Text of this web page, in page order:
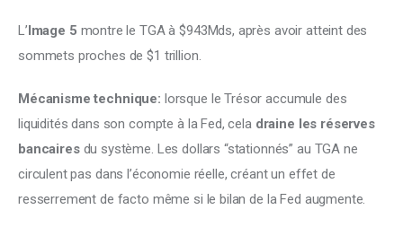
L’Image 5 montre le TGA à $943Mds, après avoir atteint des
sommets proches de $1 trillion.
Mécanisme technique: lorsque le Trésor accumule des
liquidités dans son compte à la Fed, cela draine les réserves
bancaires du système. Les dollars “stationnés” au TGA ne
circulent pas dans l’économie réelle, créant un effet de
resserrement de facto même si le bilan de la Fed augmente.